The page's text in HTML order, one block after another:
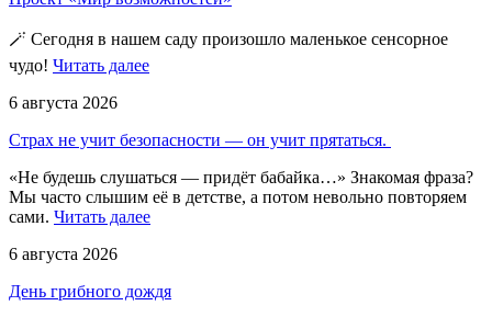
🪄 Сегодня в нашем саду произошло маленькое сенсорное
чудо! Читать далее
6 августа 2026
Страх не учит безопасности — он учит прятаться. ️
«Не будешь слушаться — придёт бабайка…» Знакомая фраза?
Мы часто слышим её в детстве, а потом невольно повторяем
сами. Читать далее
6 августа 2026
День грибного дождя